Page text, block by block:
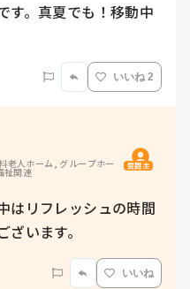
す。真夏でも！移動中
いいね 2
老人ホーム, グループホー
祉関連 質問主
はリフレッシュの時間
います。
いいね